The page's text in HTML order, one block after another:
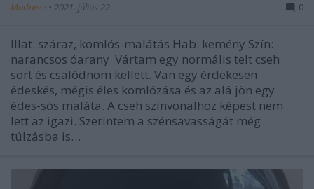
Madnezz • 2021. július 22. 0
Illat: száraz, komlós-malátás Hab: kemény Szín:
narancsos óarany Vártam egy normális telt cseh
sört és csalódnom kellett. Van egy érdekesen
édeskés, mégis éles komlózása és az alá jön egy
édes-sós maláta. A cseh színvonalhoz képest nem
lett az igazi. Szerintem a szénsavasságát még
túlzásba is…